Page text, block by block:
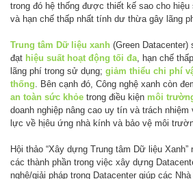
trong đó hệ thống được thiết kế sao cho hiệu
và hạn chế thấp nhất tính dư thừa gây lãng
Trung tâm Dữ liệu xanh (Green Datacenter)
đạt hiệu suất hoạt động tối đa, hạn chế
lãng phí trong sử dụng; giảm thiểu chi phí
thống. Bên cạnh đó, Công nghệ xanh còn
an toàn sức khỏe trong điều kiện môi
doanh nghiệp nâng cao uy tín và trách
lực về hịêu ứng nhà kính và bảo vệ môi
Hội thảo “Xây dựng Trung tâm Dữ liệu
các thành phần trong việc xây dựng
nghệ/giải pháp trong Datacenter giúp các